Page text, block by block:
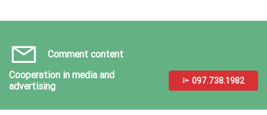
Comment content
Cooperation in media and
advertising
097.738.1982